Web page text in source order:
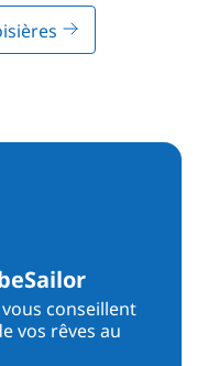
conseillent
vos rêves au